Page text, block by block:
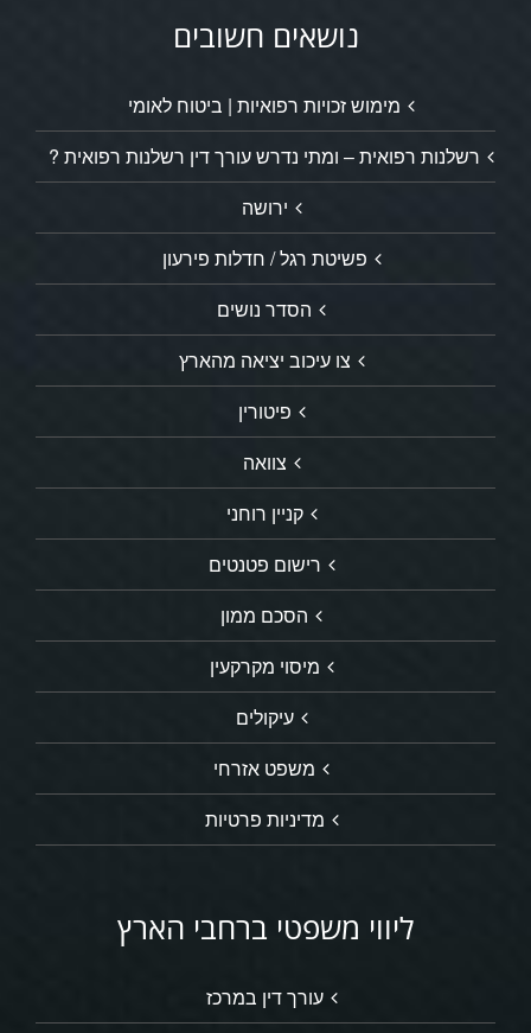
נושאים חשובים
מימוש זכויות רפואיות | ביטוח לאומי
רשלנות רפואית – ומתי נדרש עורך דין רשלנות רפואית ?
ירושה
פשיטת רגל / חדלות פירעון
הסדר נושים
צו עיכוב יציאה מהארץ
פיטורין
צוואה
קניין רוחני
רישום פטנטים
הסכם ממון
מיסוי מקרקעין
עיקולים
משפט אזרחי
מדיניות פרטיות
ליווי משפטי ברחבי הארץ
עורך דין במרכז